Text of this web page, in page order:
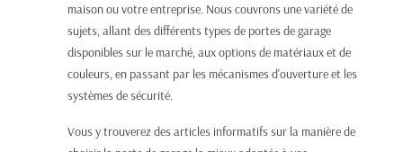
maison ou votre entreprise. Nous couvrons une variété de
sujets, allant des différents types de portes de garage
disponibles sur le marché, aux options de matériaux et de
couleurs, en passant par les mécanismes d'ouverture et les
systèmes de sécurité.
Vous y trouverez des articles informatifs sur la manière de